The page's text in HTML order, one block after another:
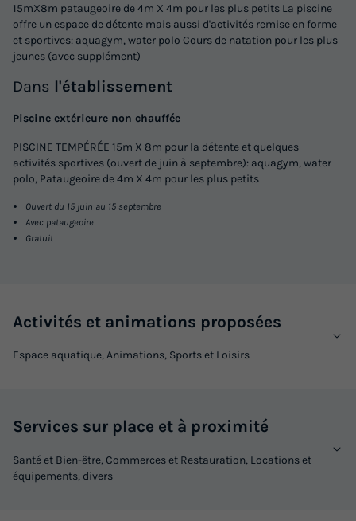
15mX8m pataugeoire de 4m X 4m pour les plus petits La piscine
offre un espace de détente mais aussi d'activités remise en forme
et sportives: aquagym, water polo Cours de natation pour les plus
jeunes (avec supplément)
Dans l'établissement
Piscine extérieure non chauffée
PISCINE TEMPÉRÉE 15m X 8m pour la détente et quelques
activités sportives (ouvert de juin à septembre): aquagym, water
polo, Pataugeoire de 4m X 4m pour les plus petits
Ouvert du 15 juin au 15 septembre
Avec pataugeoire
Gratuit
Activités et animations proposées
Espace aquatique, Animations, Sports et Loisirs
Services sur place et à proximité
Santé et Bien-être, Commerces et Restauration, Locations et
équipements, divers